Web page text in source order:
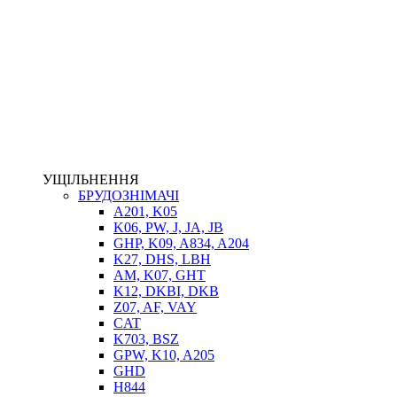
ВТУЛКИ
УЩІЛЬНЕННЯ
БРУДОЗНІМАЧІ
A201, K05
K06, PW, J, JA, JB
GHP, K09, A834, A204
K27, DHS, LBH
AM, K07, GHT
K12, DKBI, DKB
Z07, AF, VAY
CAT
K703, BSZ
GPW, K10, A205
GHD
H844